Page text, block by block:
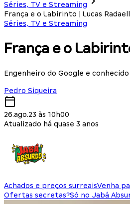
Séries, TV e Streaming
França e o Labirinto | Lucas
Séries, TV e Streaming
França e o
Engenheiro do Google e
Pedro Siqueira
26.ago.23 às 10h00
Atualizado há quase 3 anos
Achados e preços surreaisVenha
Ofertas secretas?Só no Jabá